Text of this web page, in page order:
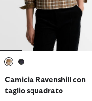
Camicia Ravenshill con
taglio squadrato